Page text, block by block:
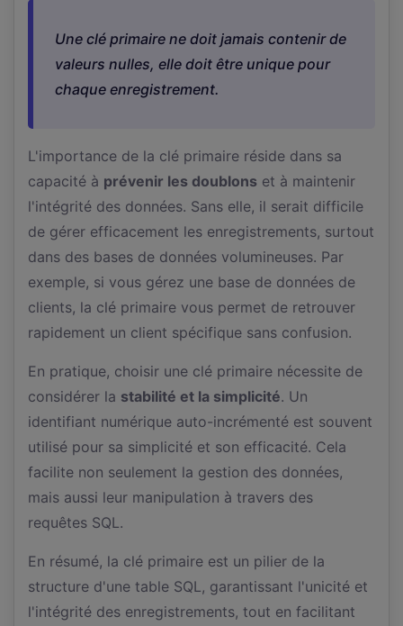
Une clé primaire ne doit jamais contenir de
valeurs nulles, elle doit être unique pour
chaque enregistrement.
L'importance de la clé primaire réside dans sa
capacité à prévenir les doublons et à maintenir
l'intégrité des données. Sans elle, il serait difficile
de gérer efficacement les enregistrements, surtout
dans des bases de données volumineuses. Par
exemple, si vous gérez une base de données de
clients, la clé primaire vous permet de retrouver
rapidement un client spécifique sans confusion.
En pratique, choisir une clé primaire nécessite de
considérer la stabilité et la simplicité. Un
identifiant numérique auto-incrémenté est souvent
utilisé pour sa simplicité et son efficacité. Cela
facilite non seulement la gestion des données,
mais aussi leur manipulation à travers des
requêtes SQL.
En résumé, la clé primaire est un pilier de la
structure d'une table SQL, garantissant l'unicité et
l'intégrité des enregistrements, tout en facilitant